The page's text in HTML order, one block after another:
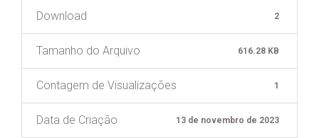
Download 2
Tamanho do Arquivo 616.28 KB
Contagem de Visualizações 1
Data de Criação 13 de novembro de 2023